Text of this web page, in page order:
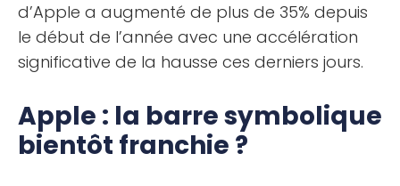
d’Apple a augmenté de plus de 35% depuis
le début de l’année avec une accélération
significative de la hausse ces derniers jours.
Apple : la barre symbolique
bientôt franchie ?